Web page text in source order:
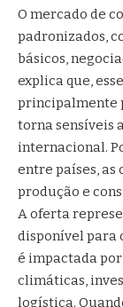
O mercado de
padronizados,
básicos,
explica que,
principalmente
torna sensíveis
internacional.
entre países,
produção e
A oferta
disponível para
é impactada
climáticas,
logística.